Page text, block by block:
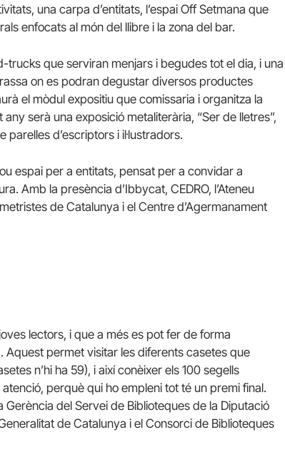
una carpa d’entitats, l’espai Off Setmana que
enfocats al món del llibre i la zona del bar.
trucks que serviran menjars i begudes tot el dia, i una
on es podran degustar diversos productes
el mòdul expositiu que comissaria i organitza la
serà una exposició metaliterària, “Ser de lletres”,
d’escriptors i il·lustradors.
espai per a entitats, pensat per a convidar a
Amb la presència d’Ibbycat, CEDRO, l’Ateneu
de Catalunya i el Centre d’Agermanament
lectors, i que a més es pot fer de forma
permet visitar les diferents casetes que
n’hi ha 59), i així conèixer els 100 segells
perquè qui ho empleni tot té un premi final.
del Servei de Biblioteques de la Diputació
de Catalunya i el Consorci de Biblioteques